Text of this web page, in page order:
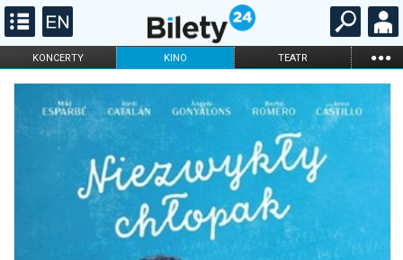
KONCERTY KINO TEATR ...
FILHARMONIA OPERA I BALET
DLA DZIECI
ONLINE KARNETY